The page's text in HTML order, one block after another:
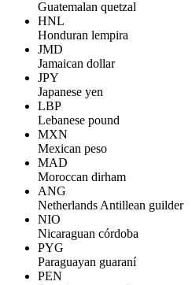
Guatemalan quetzal
HNL
Honduran lempira
JMD
Jamaican dollar
JPY
Japanese yen
LBP
Lebanese pound
MXN
Mexican peso
MAD
Moroccan dirham
ANG
Netherlands Antillean guilder
NIO
Nicaraguan córdoba
PYG
Paraguayan guaraní
PEN